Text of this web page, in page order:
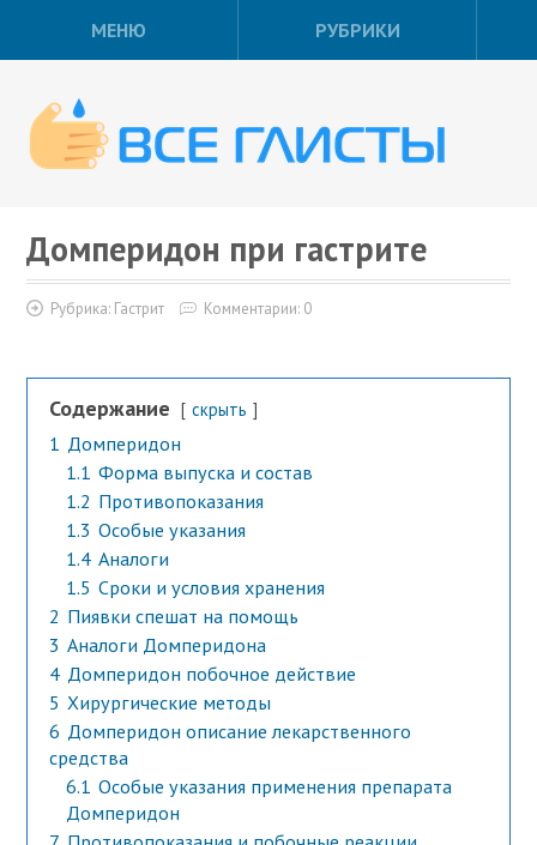
МЕНЮ РУБРИКИ
Домперидон при гастрите
Рубрика: Гастрит Комментарии: 0
Содержание скрыть
1 Домперидон
1.1 Форма выпуска и состав
1.2 Противопоказания
1.3 Особые указания
1.4 Аналоги
1.5 Сроки и условия хранения
2 Пиявки спешат на помощь
3 Аналоги Домперидона
4 Домперидон побочное действие
5 Хирургические методы
6 Домперидон описание лекарственного
средства
6.1 Особые указания применения препарата
Домперидон